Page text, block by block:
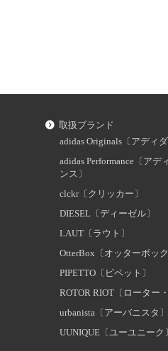
取扱ブランド
adidas Originals〔アディ
adidas Performance〔アデ
ンス〕
clckr〔クリッカー〕
DIESEL〔ディーゼル〕
LAUT〔ラウト〕
OtterBox〔オッターボック
PIPETTO〔ピペット〕
ROTOR RIOT〔ローター
urbanista〔アーバニスタ〕
UUNIQUE〔ユーユニーク〕